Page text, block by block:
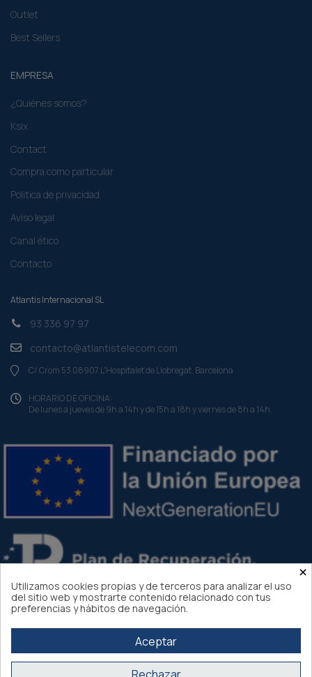
Outlet
Best Sellers
EMPRESA
¿Quiénes somos?
Ksix
Contact
Compra como particular​
Politica de privacidad
Aviso legal
Canal ético
Contacto
Atlantis Internacional SL
93 336 97 97
contacto@atlantistelecom.com
C/ Crom 53 08907 L'Hospitalet de Llobregat. Barcelona
HORARIO DE OFICINA:
De lunes a jueves de 9h a 14h y de 15h a 18h y viernes de 8h a 14h.
×
Utilizamos cookies propias y de terceros para analizar el uso
del sitio web y mostrarte contenido relacionado con tus
preferencias y hábitos de navegación.
Aceptar